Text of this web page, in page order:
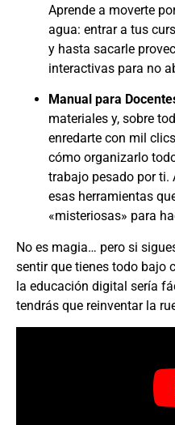
Aprende a moverte
agua: entrar a tus
y hasta sacarle
interactivas para no
Manual para
materiales y, sobre
enredarte con mil
cómo organizarlo
trabajo pesado por ti.
esas herramientas
«misteriosas» para
No es magia… pero si
sentir que tienes todo bajo
la educación digital sería
tendrás que reinventar la